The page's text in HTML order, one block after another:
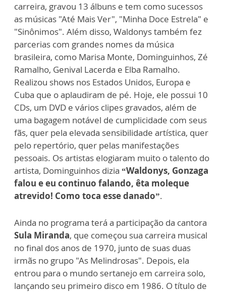
carreira, gravou 13 álbuns e tem como sucessos
as músicas "Até Mais Ver", "Minha Doce Estrela" e
"Sinônimos". Além disso, Waldonys também fez
parcerias com grandes nomes da música
brasileira, como Marisa Monte, Dominguinhos, Zé
Ramalho, Genival Lacerda e Elba Ramalho.
Realizou shows nos Estados Unidos, Europa e
Cuba que o aplaudiram de pé. Hoje, ele possui 10
CDs, um DVD e vários clipes gravados, além de
uma bagagem notável de cumplicidade com seus
fãs, quer pela elevada sensibilidade artística, quer
pelo repertório, quer pelas manifestações
pessoais. Os artistas elogiaram muito o talento do
artista, Dominguinhos dizia “Waldonys, Gonzaga
falou e eu continuo falando, êta moleque
atrevido! Como toca esse danado”.
Ainda no programa terá a participação da cantora
Sula Miranda, que começou sua carreira musical
no final dos anos de 1970, junto de suas duas
irmãs no grupo "As Melindrosas". Depois, ela
entrou para o mundo sertanejo em carreira solo,
lançando seu primeiro disco em 1986. O título de